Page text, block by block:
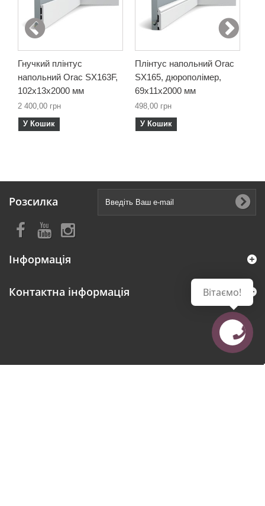
Гнучкий плінтус
напольний Orac SX163F,
102х13х2000 мм
2 400,00 грн
У Кошик
Плінтус напольний Orac
SX165, дюрополімер,
69х11х2000 мм
498,00 грн
У Кошик
Розсилка
Інформація
Контактна інформація Вітаємо!